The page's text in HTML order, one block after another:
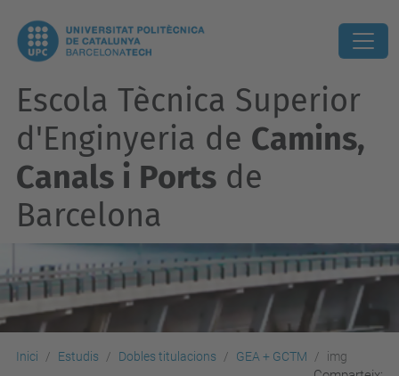
Escola Tècnica Superior
d'Enginyeria de Camins,
Canals i Ports de
Barcelona
Inici Estudis Dobles titulacions GEA + GCTM img